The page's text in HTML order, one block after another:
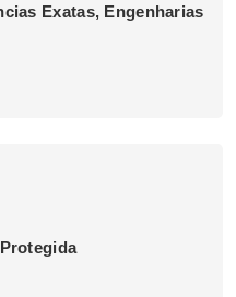
Exatas, Engenharias